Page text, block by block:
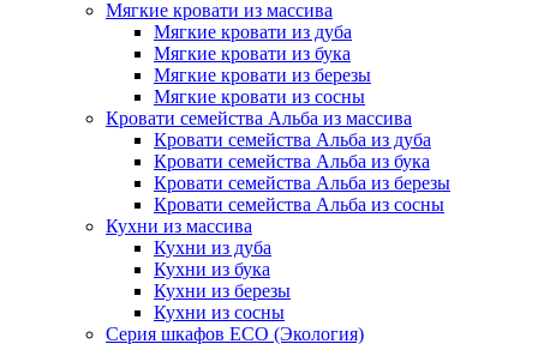
Мягкие кровати из массива
Мягкие кровати из дуба
Мягкие кровати из бука
Мягкие кровати из березы
Мягкие кровати из сосны
Кровати семейства Альба из массива
Кровати семейства Альба из дуба
Кровати семейства Альба из бука
Кровати семейства Альба из березы
Кровати семейства Альба из сосны
Кухни из массива
Кухни из дуба
Кухни из бука
Кухни из березы
Кухни из сосны
Серия шкафов ECO (Экология)